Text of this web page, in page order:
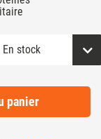
panier